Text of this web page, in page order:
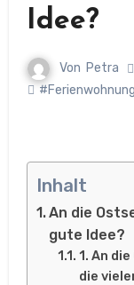
Idee?
Von Petra
#Ferienwohnung
Inhalt
An die
gute Idee?
1. An
die